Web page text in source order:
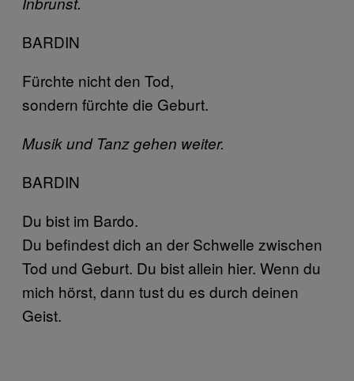
BARDIN
Fürchte nicht den Tod,
sondern fürchte die Geburt.
Musik und Tanz gehen weiter.
BARDIN
Du bist im Bardo.
Du befindest dich an der Schwelle zwischen
Tod und Geburt. Du bist allein hier. Wenn du
mich hörst, dann tust du es durch deinen
Geist.